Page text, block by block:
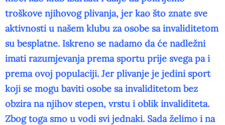
troškove njihovog plivanja, jer kao što znate sve
aktivnosti u našem klubu za osobe sa invaliditetom
su besplatne. Iskreno se nadamo da će nadležni
imati razumjevanja prema sportu prije svega pa i
prema ovoj populaciji. Jer plivanje je jedini sport
koji se mogu baviti osobe sa invaliditetom bez
obzira na njihov stepen, vrstu i oblik invaliditeta.
Zbog toga smo u vodi svi jednaki. Sada želimo i na